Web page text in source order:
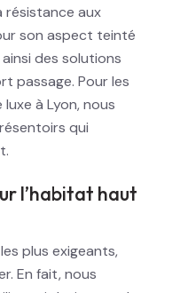
résistance aux
son aspect teinté
des solutions
passage. Pour les
à Lyon, nous
qui
l’habitat haut
les plus exigeants,
En fait, nous